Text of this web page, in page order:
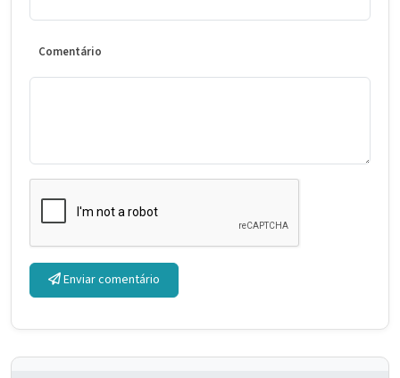
Comentário
Enviar comentário